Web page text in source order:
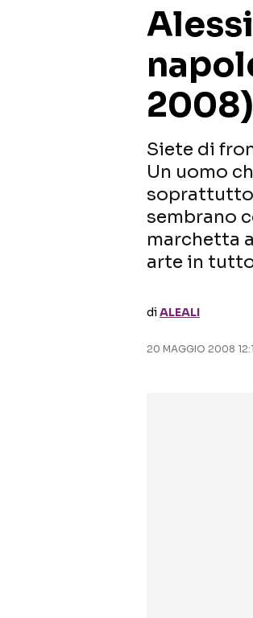
2008)
Siete di
Un uomo
soprattutto
sembrano
marchetta
arte in
diALEALI
20 MAGGIO 2008